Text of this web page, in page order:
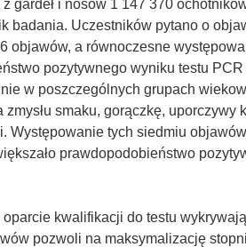
gardeł i nosów 1 147 370
badania. Uczestników pytano o
objawów, a równoczesne
pozytywnego wyniku testu
w poszczególnych grupach
smaku, gorączkę, uporczywy
Występowanie tych siedmiu
prawdopodobieństwo
kwalifikacji do testu
pozwoli na maksymalizację